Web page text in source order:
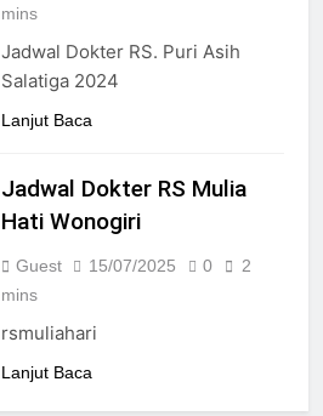
mins
Jadwal Dokter RS. Puri Asih
Salatiga 2024
Lanjut Baca
Jadwal Dokter RS Mulia
Hati Wonogiri
Guest 15/07/2025 0
2
mins
rsmuliahari
Lanjut Baca